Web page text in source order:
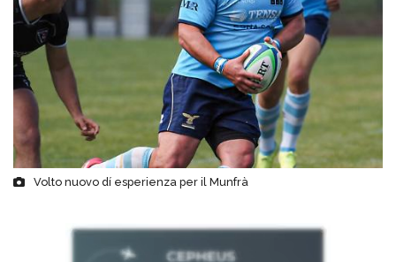
Volto nuovo dí esperienza per il Munfrà